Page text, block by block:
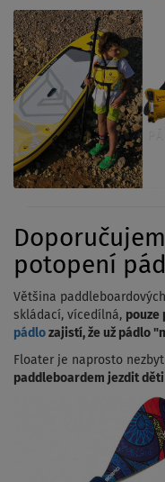
potopení
Většina
skládací, vícedílná, pouze
pádlo zajistí, že už pádlo
Floater je naprosto
paddleboardem jezdit